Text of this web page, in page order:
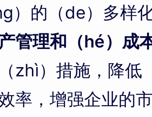
）的（de）多样
管理和（hé）成
zhì）措施，降
率，增强企业的